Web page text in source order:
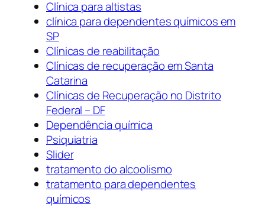
Clínica para altistas
clínica para dependentes químicos em
SP
Clínicas de reabilitação
Clínicas de recuperação em Santa
Catarina
Clínicas de Recuperação no Distrito
Federal – DF
Dependência química
Psiquiatria
Slider
tratamento do alcoolismo
tratamento para dependentes
químicos